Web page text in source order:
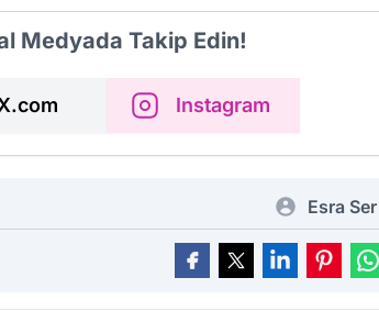
Medyada Takip Edin!
Instagram
Esra Ser